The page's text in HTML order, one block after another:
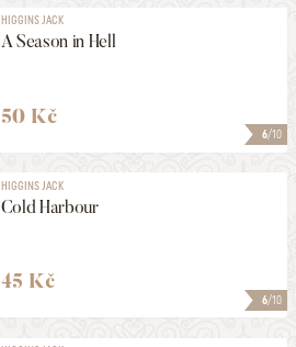
6/10
HIGGINS JACK
A Season in Hell
50 Kč
6/10
HIGGINS JACK
Cold Harbour
45 Kč